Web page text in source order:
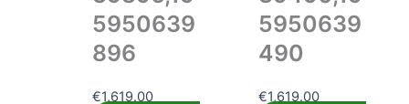
5950639
896
€1,619.00
5950639
490
€1,619.00